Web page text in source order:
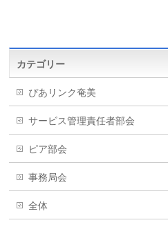
カテゴリー
ぴあリンク奄美
サービス管理責任者部会
ピア部会
事務局会
全体